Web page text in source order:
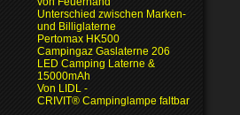
Unterschied zwischen Marken-
und Billiglaterne
Pertomax HK500
Campingaz Gaslaterne 206
LED Camping Laterne &
15000mAh
Von LIDL -
CRIVIT® Campinglampe faltbar